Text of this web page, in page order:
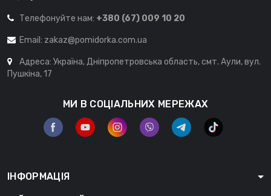
Телефонуйте нам: +380 (67) 009 10 20
Email: zakaz@pomidorka.com.ua
Адреса: Україна, Дніпропетровська область, смт. Аули, вул.
Пушкіна, 17
МИ В СОЦІАЛЬНИХ МЕРЕЖАХ
ІНФОРМАЦІЯ